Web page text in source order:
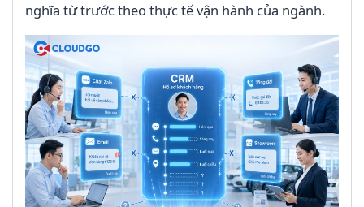
nghĩa từ trước theo thực tế vận hành của ngành.